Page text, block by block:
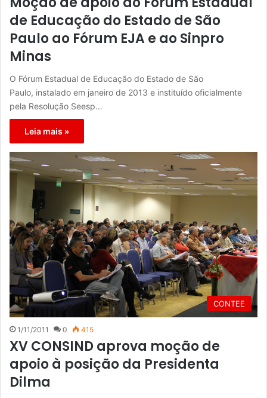
de Educação do Estado de São
Paulo ao Fórum EJA e ao Sinpro
Minas
O Fórum Estadual de Educação do Estado de São
Paulo, instalado em janeiro de 2013 e instituído oficialmente
pela Resolução Seesp…
Leia mais »
CONTEE
1/11/2011 0 415
XV CONSIND aprova moção de
apoio à posição da Presidenta
Dilma